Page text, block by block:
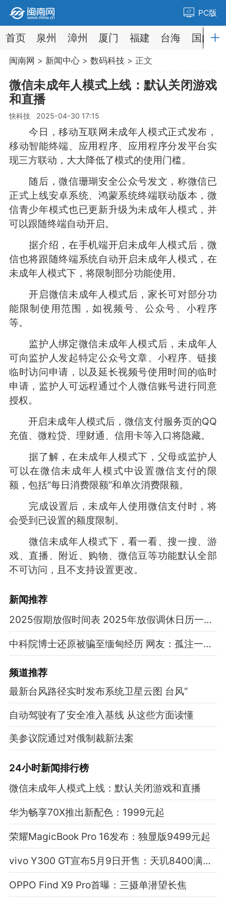
PC版
首页 泉州 漳州 厦门 福建 台海 国内
闽南网 > 新闻中心> 数码科技 > 正文
微信未成年人模式上线：默认关闭游戏
和直播
快科技 2025-04-30 17:15
今日，移动互联网未成年人模式正式发布，
移动智能终端、应用程序、应用程序分发平台实
现三方联动，大大降低了模式的使用门槛。
随后，微信珊瑚安全公众号发文，称微信已
正式上线安卓系统、鸿蒙系统终端联动版本，微
信青少年模式也已更新升级为未成年人模式，并
可以跟随终端自动开启。
据介绍，在手机端开启未成年人模式后，微
信也将跟随终端系统自动开启未成年人模式，在
未成年人模式下，将限制部分功能使用。
开启微信未成年人模式后，家长可对部分功
能限制使用范围，如视频号、公众号、小程序
等。
监护人绑定微信未成年人模式后，未成年人
可向监护人发起特定公众号文章、小程序、链接
临时访问申请，以及延长视频号使用时间的临时
申请，监护人可远程通过个人微信账号进行同意
授权。
开启未成年人模式后，微信支付服务页的QQ
充值、微粒贷、理财通、信用卡等入口将隐藏。
据了解，在未成年人模式下，父母或监护人
可以在微信未成年人模式中设置微信支付的限
额，包括“每日消费限额”和单次消费限额。
完成设置后，未成年人使用微信支付时，将
会受到已设置的额度限制。
微信未成年人模式下，看一看、搜一搜、游
戏、直播、附近、购物、微信豆等功能默认全部
不可访问，且不支持设置更改。
新闻推荐
2025假期放假时间表 2025年放假调休日历一览表
中科院博士还原被骗至缅甸经历 网友：孤注一掷现实版
频道推荐
最新台风路径实时发布系统卫星云图 台风“
自动驾驶有了安全准入基线 从这些方面读懂
美参议院通过对俄制裁新法案
24小时新闻排行榜
微信未成年人模式上线：默认关闭游戏和直播
华为畅享70X推出新配色：1999元起
荣耀MagicBook Pro 16发布：独显版9499元起
vivo Y300 GT宣布5月9日开售：天玑8400满血版芯
OPPO Find X9 Pro首曝：三摄单潜望长焦